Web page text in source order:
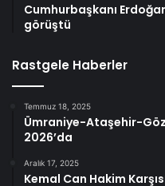
Cumhurbaşkanı
görüştü
Rastgele Haberler
Temmuz 18, 2025
Ümraniye-Ataşehir-
2026’da
Aralık 17, 2025
Kemal Can Hakim